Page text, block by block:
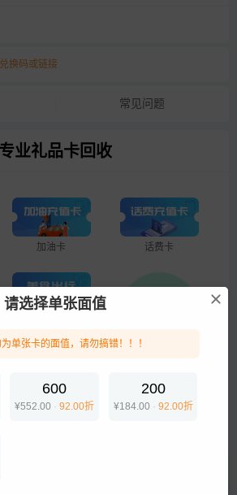
换码或链接
常见问题
专业礼品卡回收
加油卡 话费卡
请选择单张面值
单张卡的面值，请勿搞错！！！
600
¥552.00 · 92.00折
200
¥184.00 · 92.00折